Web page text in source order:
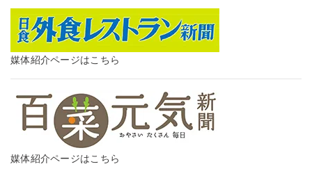
媒体紹介ページはこちら
媒体紹介ページはこちら